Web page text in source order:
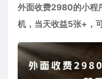
外面收费2980的小程
机，当天收益5张+，